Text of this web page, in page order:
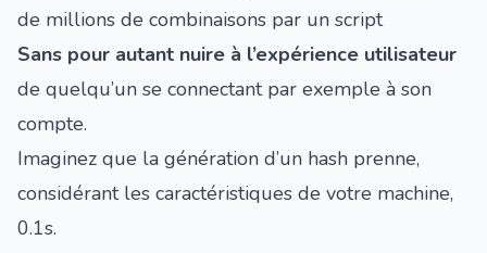
de millions de combinaisons par un script
Sans pour autant nuire à l’expérience utilisateur
de quelqu’un se connectant par exemple à son
compte.
Imaginez que la génération d’un hash prenne,
considérant les caractéristiques de votre machine,
0.1s.